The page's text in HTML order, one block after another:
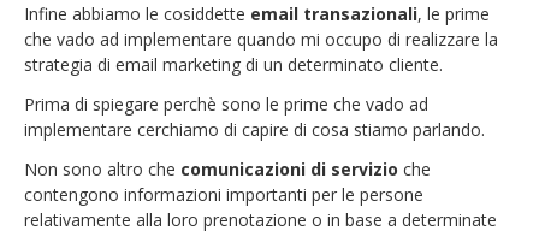
Infine abbiamo le cosiddette email transazionali, le prime
che vado ad implementare quando mi occupo di realizzare la
strategia di email marketing di un determinato cliente.
Prima di spiegare perchè sono le prime che vado ad
implementare cerchiamo di capire di cosa stiamo parlando.
Non sono altro che comunicazioni di servizio che
contengono informazioni importanti per le persone
relativamente alla loro prenotazione o in base a determinate